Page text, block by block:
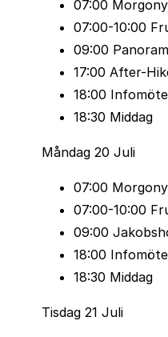
+631 m/- 279 m
Datum 25 juli
: Klosters 09.40
: Davos
: 4 timmar 50
Brons 9,3km
Datum 25 juli
: Davos 08.30
: Davos
Maxtid : 3 timmar
07:00
07:00-10:00
09:00
17:00 After-
18:00
18:30 Middag
Måndag 20 Juli
07:00
07:00-10:00
09:00
18:00
18:30 Middag
Tisdag 21 Juli